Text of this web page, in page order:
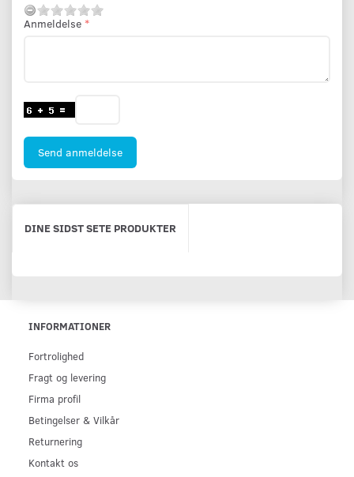
Anmeldelse
Send anmeldelse
DINE SIDST SETE PRODUKTER
INFORMATIONER
Fortrolighed
Fragt og levering
Firma profil
Betingelser & Vilkår
Returnering
Kontakt os